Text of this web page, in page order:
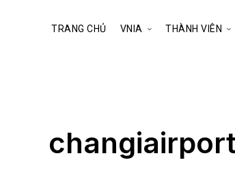
TRANG CHỦ VNIA THÀNH VIÊN